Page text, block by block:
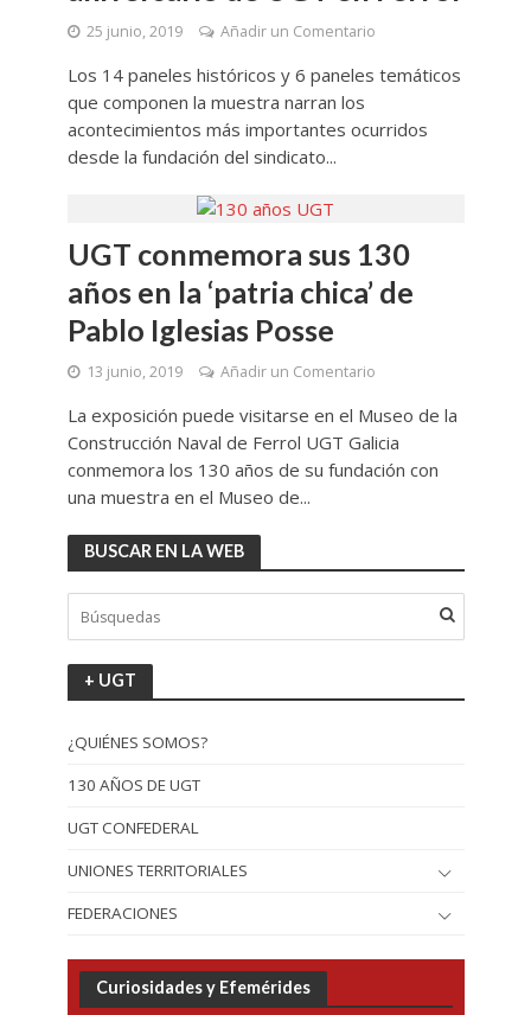
25 junio, 2019 Añadir un Comentario
Los 14 paneles históricos y 6 paneles temáticos
que componen la muestra narran los
acontecimientos más importantes ocurridos
desde la fundación del sindicato...
UGT conmemora sus 130
años en la ‘patria chica’ de
Pablo Iglesias Posse
13 junio, 2019 Añadir un Comentario
La exposición puede visitarse en el Museo de la
Construcción Naval de Ferrol UGT Galicia
conmemora los 130 años de su fundación con
una muestra en el Museo de...
BUSCAR EN LA WEB
+ UGT
¿QUIÉNES SOMOS?
130 AÑOS DE UGT
UGT CONFEDERAL
UNIONES TERRITORIALES
FEDERACIONES
Curiosidades y Efemérides